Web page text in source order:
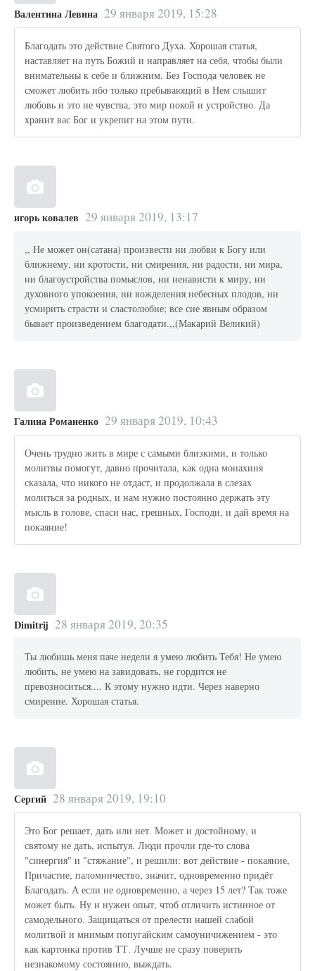
Валентина Левина 29 января 2019, 15:28
Благодать это действие Святого Духа. Хорошая статья,
наставляет на путь Божий и направляет на себя, чтобы были
внимательны к себе и ближним. Без Господа человек не
сможет любить ибо только пребывающий в Нем слышит
любовь и это не чувства, это мир покой и устройство. Да
хранит вас Бог и укрепит на этом пути.
игорь ковалев 29 января 2019, 13:17
,, Не может он(сатана) произвести ни любви к Богу или
ближнему, ни кротости, ни смирения, ни радости, ни мира,
ни благоустройства помыслов, ни ненависти к миру, ни
духовного упокоения, ни вожделения небесных плодов, ни
усмирить страсти и сластолюбие; все сие явным образом
бывает произведением благодати.,,(Макарий Великий)
Галина Романенко 29 января 2019, 10:43
Очень трудно жить в мире с самыми близкими, и только
молитвы помогут, давно прочитала, как одна монахиня
сказала, что никого не отдаст, и продолжала в слезах
молиться за родных, и нам нужно постоянно держать эту
мысль в голове, спаси нас, грешных, Господи, и дай время на
покаяние!
Dimitrij 28 января 2019, 20:35
Ты любишь меня паче недели я умею любить Тебя! Не умею
любить, не умею на завидовать, не гордится не
превозноситься.... К этому нужно идти. Через наверно
смирение. Хорошая статья.
Сергий 28 января 2019, 19:10
Это Бог решает, дать или нет. Может и достойному, и
святому не дать, испытуя. Люди прочли где-то слова
"синергия" и "стяжание", и решили: вот действие - покаяние,
Причастие, паломничество, значит, одновременно придёт
Благодать. А если не одновременно, а через 15 лет? Так тоже
может быть. Ну и нужен опыт, чтоб отличить истинное от
самодельного. Защищаться от прелести нашей слабой
молитвой и мнимым попугайским самоуничижением - это
как картонка против ТТ. Лучше не сразу поверить
незнакомому состоянию, выждать.